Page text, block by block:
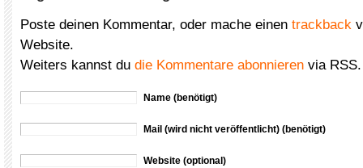
Poste deinen Kommentar, oder mache einen trackback
Website.
Weiters kannst du die Kommentare abonnieren via RSS.
Name (benötigt)
Mail (wird nicht veröffentlicht) (benötigt)
Website (optional)